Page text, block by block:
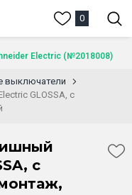
0
Electric (№2018008)
выключатели
GLOSSA, с
с